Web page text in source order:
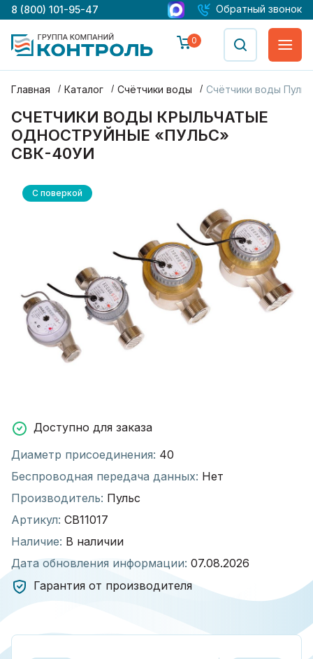
8 (800) 101-95-47 Обратный звонок
0
Главная Каталог Счётчики воды Счётчики воды Пульс
СЧЕТЧИКИ ВОДЫ КРЫЛЬЧАТЫЕ
ОДНОСТРУЙНЫЕ «ПУЛЬС»
СВК-40УИ
С поверкой
Доступно для заказа
Диаметр присоединения: 40
Беспроводная передача данных: Нет
Производитель: Пульс
Артикул: СВ11017
Наличие: В наличии
Дата обновления информации: 07.08.2026
Гарантия от производителя